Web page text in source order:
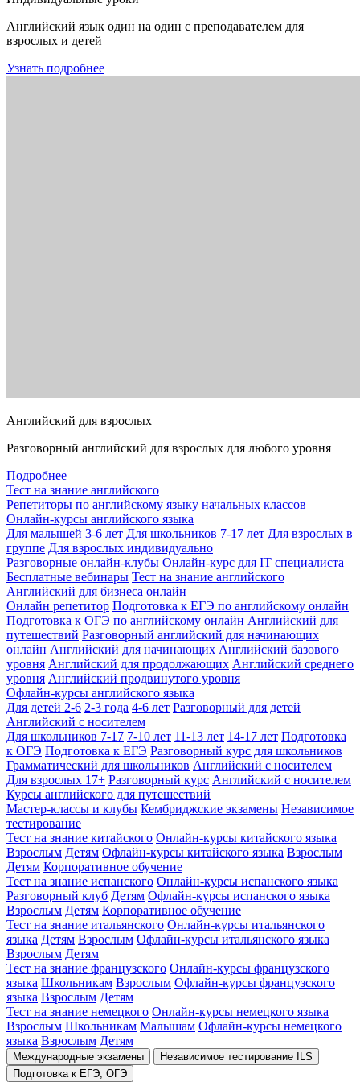
Английский язык один на один с преподавателем для
взрослых и детей
Узнать подробнее
Английский для взрослых
Разговорный английский для взрослых для любого уровня
Подробнее
Тест на знание английского
Репетиторы по английскому языку начальных классов
Онлайн-курсы английского языка
Для малышей 3-6 лет Для школьников 7-17 лет Для взрослых в
группе Для взрослых индивидуально
Разговорные онлайн-клубы Онлайн-курс для IT специалиста
Бесплатные вебинары Тест на знание английского
Английский для бизнеса онлайн
Онлайн репетитор Подготовка к ЕГЭ по английскому онлайн
Подготовка к ОГЭ по английскому онлайн Английский для
путешествий Разговорный английский для начинающих
онлайн Английский для начинающих Английский базового
уровня Английский для продолжающих Английский среднего
уровня Английский продвинутого уровня
Офлайн-курсы английского языка
Для детей 2-6 2-3 года 4-6 лет Разговорный для детей
Английский с носителем
Для школьников 7-17 7-10 лет 11-13 лет 14-17 лет Подготовка
к ОГЭ Подготовка к ЕГЭ Разговорный курс для школьников
Грамматический для школьников Английский с носителем
Для взрослых 17+ Разговорный курс Английский с носителем
Курсы английского для путешествий
Мастер-классы и клубы Кембриджские экзамены Независимое
тестирование
Тест на знание китайского Онлайн-курсы китайского языка
Взрослым Детям Офлайн-курсы китайского языка Взрослым
Детям Корпоративное обучение
Тест на знание испанского Онлайн-курсы испанского языка
Разговорный клуб Детям Офлайн-курсы испанского языка
Взрослым Детям Корпоративное обучение
Тест на знание итальянского Онлайн-курсы итальянского
языка Детям Взрослым Офлайн-курсы итальянского языка
Взрослым Детям
Тест на знание французского Онлайн-курсы французского
языка Школьникам Взрослым Офлайн-курсы французского
языка Взрослым Детям
Тест на знание немецкого Онлайн-курсы немецкого языка
Взрослым Школьникам Малышам Офлайн-курсы немецкого
языка Взрослым Детям
Международные экзамены
Независимое тестирование ILS
Подготовка к ЕГЭ, ОГЭ